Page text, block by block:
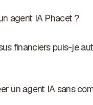
agent IA Phacet ?
agents IA
emails, vos SFTP,
les tâches
financiers puis-je
couvre 40+ cas
un agent IA sans